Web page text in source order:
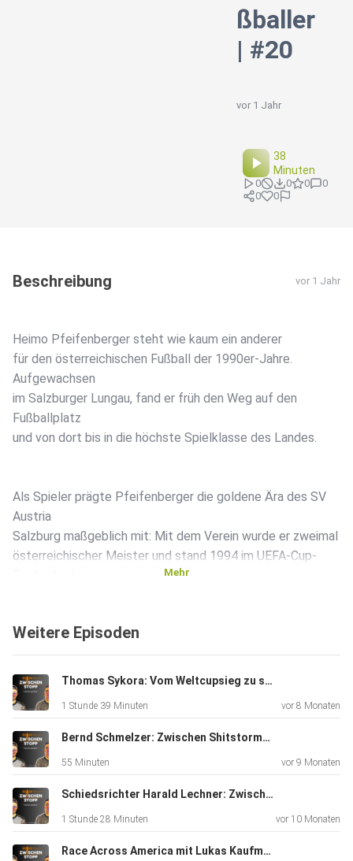
ßballer
| #20
vor 1 Jahr
38
Minuten
0 0 0
0
0
0
Beschreibung vor 1 Jahr
Heimo Pfeifenberger steht wie kaum ein anderer
für den österreichischen Fußball der 1990er-Jahre.
Aufgewachsen
im Salzburger Lungau, fand er früh den Weg auf den
Fußballplatz
und von dort bis in die höchste Spielklasse des Landes.
Als Spieler prägte Pfeifenberger die goldene Ära des SV
Austria
Salzburg maßgeblich mit: Mit dem Verein wurde er zweimal
österreichischer Meister und stand 1994 im UEFA-Cup-
teil.
Nach seiner aktiven Karriere übernahm der dreifache
Familienvater
Verantwortung auf der Trainerbank – unter anderem in der
Bundesliga, aber auch im Nachwuchs- und Amateurbereich.
Im Zwischenstopp spricht Pfeifenberger über die
bei Austria Salzburg, prägende Wegbegleiter wie Heribert
Mehr
Weitere Episoden
Thomas Sykora: Vom Weltcupsieg zu schweren Rückschlägen & dem Mut wieder aufzustehen | #27
1 Stunde 39 Minuten vor 8 Monaten
Bernd Schmelzer: Zwischen Shitstorms, Käsebrot & Kultkommentar | #26
55 Minuten vor 9 Monaten
Schiedsrichter Harald Lechner: Zwischen Druck, Entscheidungen & der dritten Halbzeit | #25
1 Stunde 28 Minuten vor 10 Monaten
Race Across America mit Lukas Kaufmann: 5.000 Kilometer Schmerz, Schlafentzug & Selbstfindung | #24